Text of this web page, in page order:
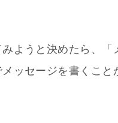
ようと決めたら、「
ッセージを書くこと